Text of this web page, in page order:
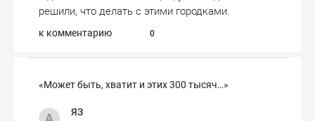
решили, что делать с этими городками.
к комментарию 0
«Может быть, хватит и этих 300 тысяч…»
ЯЗ